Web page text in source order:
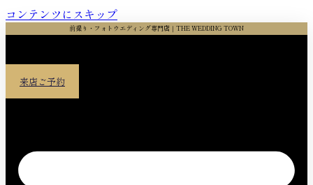
コンテンツにスキップ
前撮り・フォトウエディング専門店｜THE WEDDING TOWN
来店ご予約